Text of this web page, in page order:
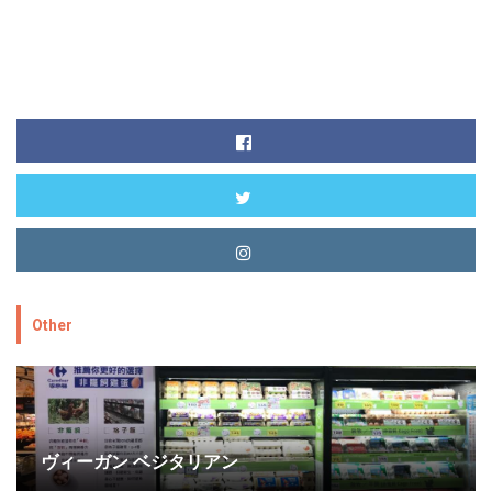
Other
ヴィーガン ベジタリアン